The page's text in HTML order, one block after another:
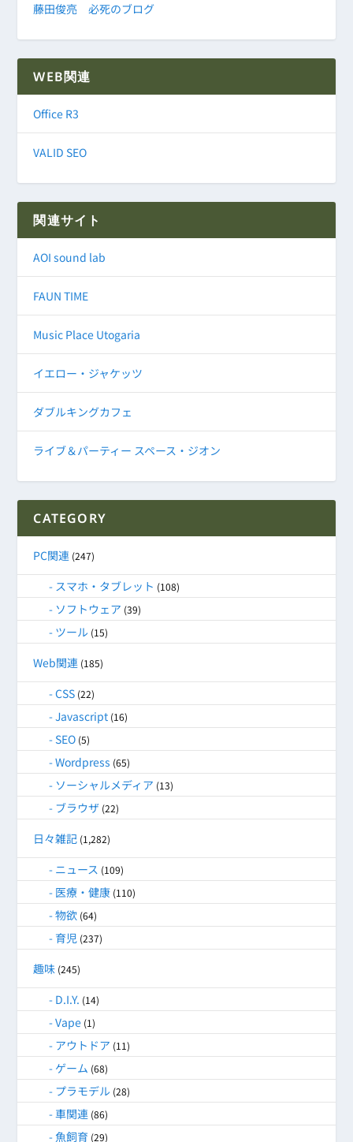
藤田俊亮 必死のブログ
WEB関連
Office R3
VALID SEO
関連サイト
AOI sound lab
FAUN TIME
Music Place Utogaria
イエロー・ジャケッツ
ダブルキングカフェ
ライブ＆パーティー スペース・ジオン
CATEGORY
PC関連 (247)
スマホ・タブレット (108)
ソフトウェア (39)
ツール (15)
Web関連 (185)
CSS (22)
Javascript (16)
SEO (5)
Wordpress (65)
ソーシャルメディア (13)
ブラウザ (22)
日々雑記 (1,282)
ニュース (109)
医療・健康 (110)
物欲 (64)
育児 (237)
趣味 (245)
D.I.Y. (14)
Vape (1)
アウトドア (11)
ゲーム (68)
プラモデル (28)
車関連 (86)
魚飼育 (29)